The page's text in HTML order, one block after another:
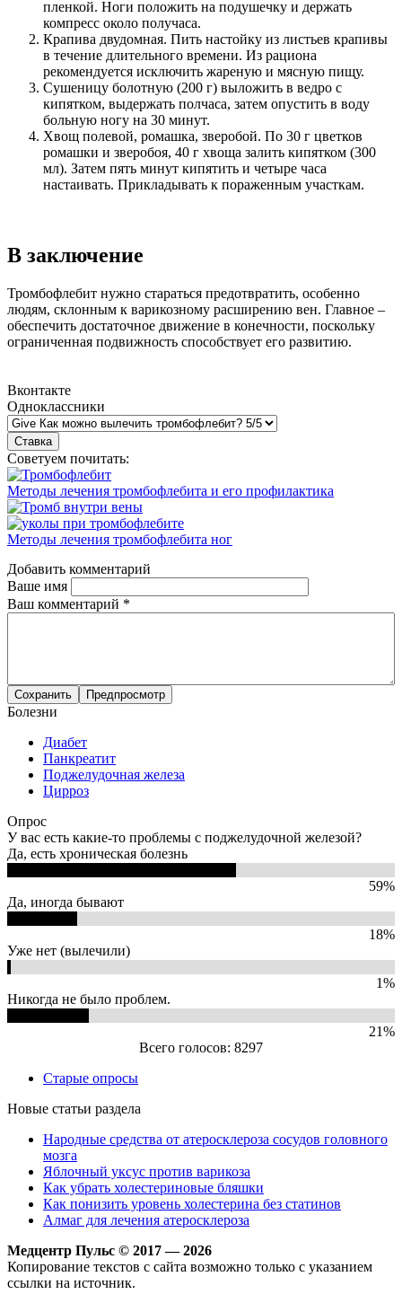
пленкой. Ноги положить на подушечку и держать
компресс около получаса.
Крапива двудомная. Пить настойку из листьев крапивы
в течение длительного времени. Из рациона
рекомендуется исключить жареную и мясную пищу.
Сушеницу болотную (200 г) выложить в ведро с
кипятком, выдержать полчаса, затем опустить в воду
больную ногу на 30 минут.
Хвощ полевой, ромашка, зверобой. По 30 г цветков
ромашки и зверобоя, 40 г хвоща залить кипятком (300
мл). Затем пять минут кипятить и четыре часа
настаивать. Прикладывать к пораженным участкам.
В заключение
Тромбофлебит нужно стараться предотвратить, особенно
людям, склонным к варикозному расширению вен. Главное –
обеспечить достаточное движение в конечности, поскольку
ограниченная подвижность способствует его развитию.
Вконтакте
Одноклассники
Советуем почитать:
Методы лечения тромбофлебита и его профилактика
Методы лечения тромбофлебита ног
Добавить комментарий
Ваше имя
Ваш комментарий *
Болезни
Диабет
Панкреатит
Поджелудочная железа
Цирроз
Опрос
У вас есть какие-то проблемы с поджелудочной железой?
Да, есть хроническая болезнь
59%
Да, иногда бывают
18%
Уже нет (вылечили)
1%
Никогда не было проблем.
21%
Всего голосов: 8297
Старые опросы
Новые статьи раздела
Народные средства от атеросклероза сосудов головного
мозга
Яблочный уксус против варикоза
Как убрать холестериновые бляшки
Как понизить уровень холестерина без статинов
Алмаг для лечения атеросклероза
Медцентр Пульс © 2017 — 2026
Копирование текстов с сайта возможно только с указанием
ссылки на источник.